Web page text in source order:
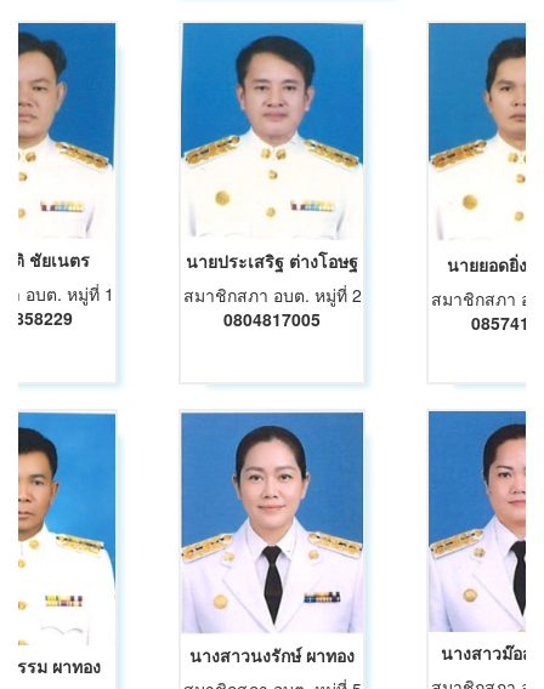
ติ ชัยเนตร
า อบต. หมู่ที่ 1
นายประเสริฐ ต่างโอษฐ
สมาชิกสภา อบต. หมู่ที่ 2
0804817005
นายยอดยิ่ง
สมาชิกสภา อ
รรม ผาทอง
นางสาวนงรักษ์ ผาทอง
นางสาวม๊อส